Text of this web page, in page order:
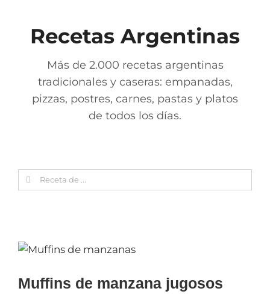
Recetas Argentinas
Más de 2.000 recetas argentinas
tradicionales y caseras: empanadas,
pizzas, postres, carnes, pastas y platos
de todos los días.
Search
for:
Muffins de manzana jugosos